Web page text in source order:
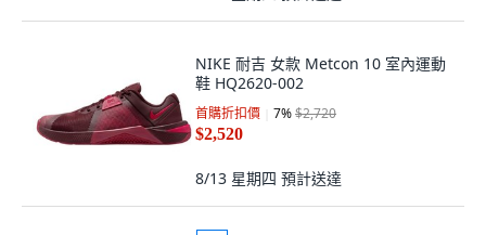
NIKE 耐吉 女款 Metcon 10 室內運動
鞋 HQ2620-002
首購折扣價 7%$2,720
$2,520
8/13 星期四 預計送達